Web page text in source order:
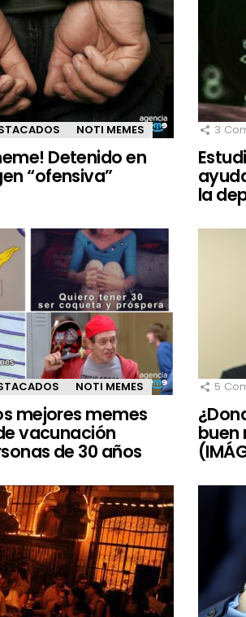
NOTI MEMES
Detenido en
“ofensiva”
3
la
NOTI MEMES
mejores memes
vacunación
de 30 años
5
buen